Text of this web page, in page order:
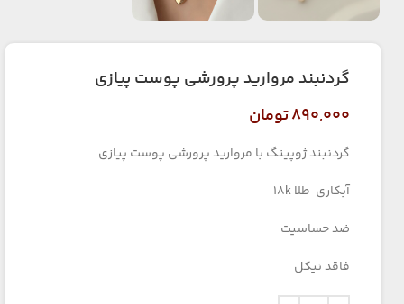
گردنبند مروارید پرورشی پوست پیازی
۸۹۰,۰۰۰تومان
گردنبند ژوپینگ با مروارید پرورشی پوست پیازی
آبکاری طلا 18k
ضد حساسیت
فاقد نیکل